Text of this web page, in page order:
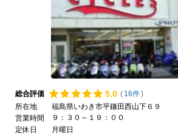
総合評価 5.0 ( 16件)
所在地
福島県いわき市平鎌田西山下６９
営業時間
９：３０～１９：００
定休日
月曜日